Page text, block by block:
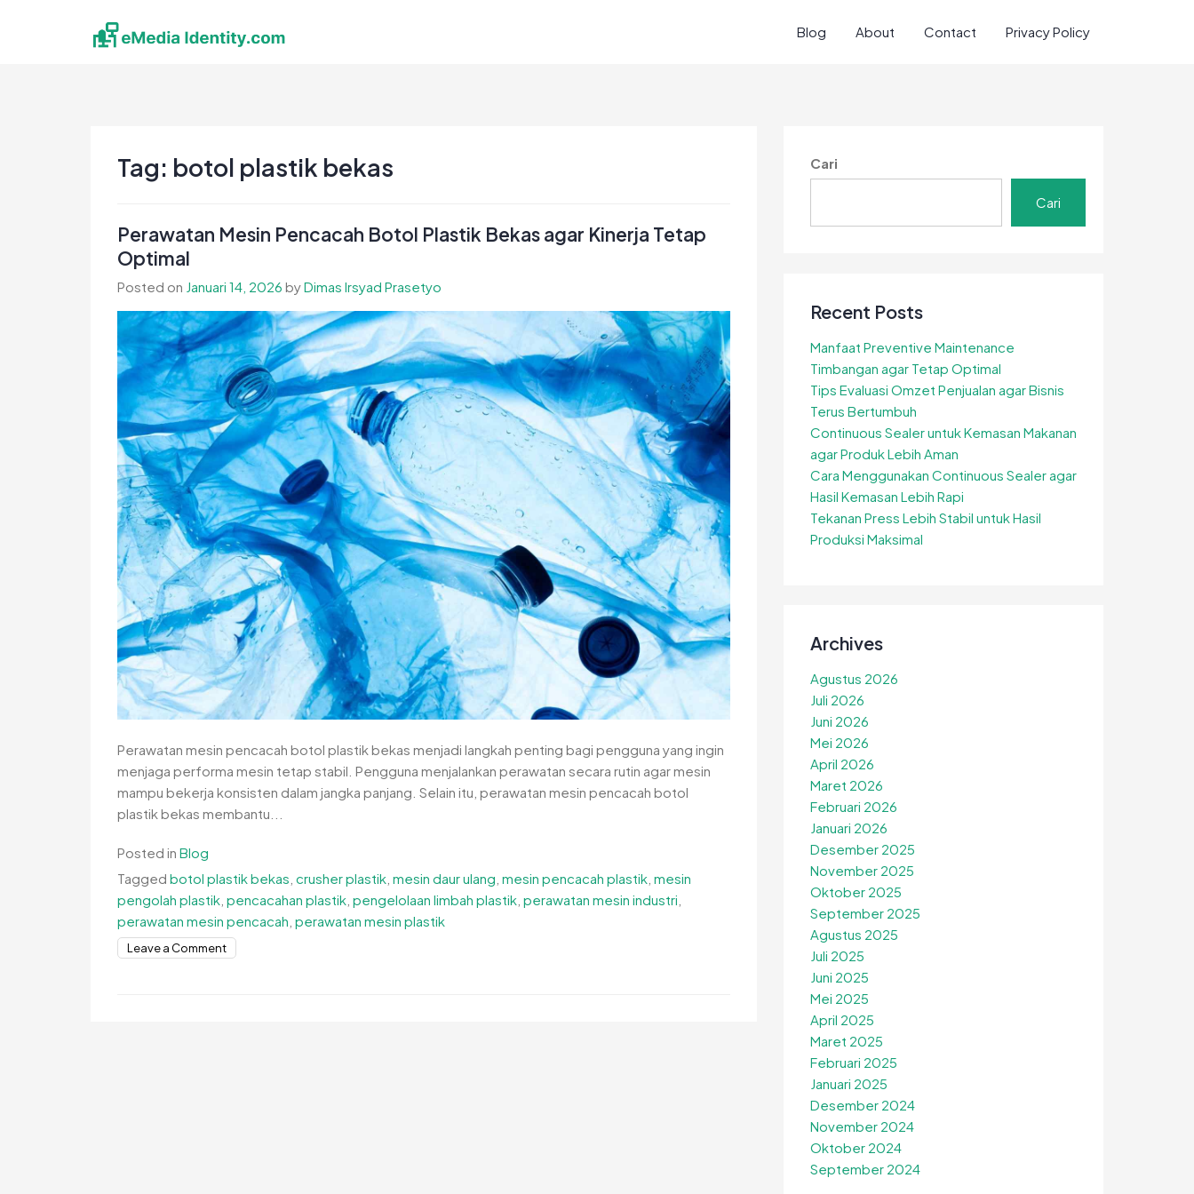
Blog About Contact Privacy Policy
Tag: botol plastik bekas
Perawatan Mesin Pencacah Botol Plastik Bekas agar Kinerja Tetap
Optimal
Posted on Januari 14, 2026 byDimas Irsyad Prasetyo
Perawatan mesin pencacah botol plastik bekas menjadi langkah penting bagi pengguna yang ingin
menjaga performa mesin tetap stabil. Pengguna menjalankan perawatan secara rutin agar mesin
mampu bekerja konsisten dalam jangka panjang. Selain itu, perawatan mesin pencacah botol
plastik bekas membantu...
Posted in Blog
Tagged botol plastik bekas crusher plastik mesin daur ulang mesin pencacah plastik mesin
pengolah plastik pencacahan plastik pengelolaan limbah plastik perawatan mesin industri
perawatan mesin pencacah perawatan mesin plastik
Leave a Commenton
Cari
Cari
Recent Posts
Manfaat Preventive Maintenance
Timbangan agar Tetap Optimal
Tips Evaluasi Omzet Penjualan agar Bisnis
Terus Bertumbuh
Continuous Sealer untuk Kemasan Makanan
agar Produk Lebih Aman
Cara Menggunakan Continuous Sealer agar
Hasil Kemasan Lebih Rapi
Tekanan Press Lebih Stabil untuk Hasil
Produksi Maksimal
Archives
Agustus 2026
Juli 2026
Juni 2026
Mei 2026
April 2026
Maret 2026
Februari 2026
Januari 2026
Desember 2025
November 2025
Oktober 2025
September 2025
Agustus 2025
Juli 2025
Juni 2025
Mei 2025
April 2025
Maret 2025
Februari 2025
Januari 2025
Desember 2024
November 2024
Oktober 2024
September 2024